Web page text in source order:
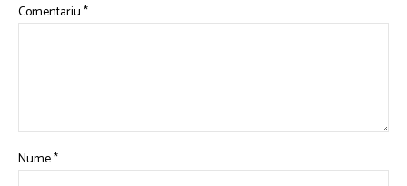
Comentariu*
Nume*